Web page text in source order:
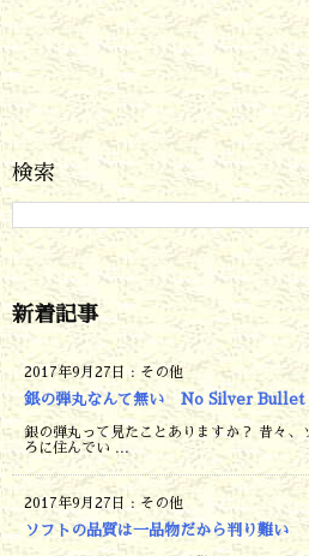
検索
新着記事
2017年9月27日 : その他
銀の弾丸なんて無い No Silver Bullet
銀の弾丸って見たことありますか？ 昔々、
ろに住んでい ...
2017年9月27日 : その他
ソフトの品質は一品物だから判り難い